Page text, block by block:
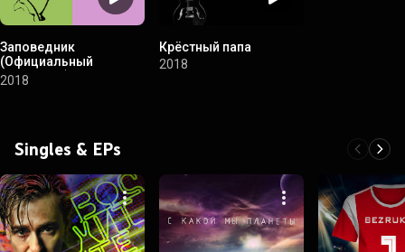
Заповедник
(Официальный
саундтрек)
2018
Крёстный папа
2018
Singles & EPs